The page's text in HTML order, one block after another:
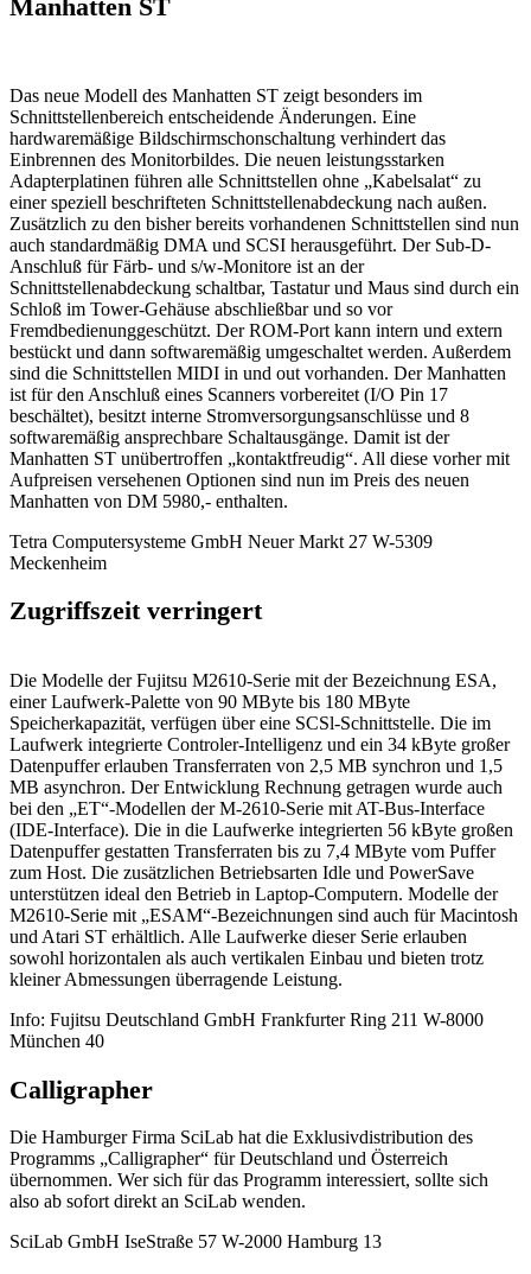
Manhatten ST
Das neue Modell des Manhatten ST zeigt besonders im
Schnittstellenbereich entscheidende Änderungen. Eine
hardwaremäßige Bildschirmschonschaltung verhindert das
Einbrennen des Monitorbildes. Die neuen leistungsstarken
Adapterplatinen führen alle Schnittstellen ohne „Kabelsalat“ zu
einer speziell beschrifteten Schnittstellenabdeckung nach außen.
Zusätzlich zu den bisher bereits vorhandenen Schnittstellen sind nun
auch standardmäßig DMA und SCSI herausgeführt. Der Sub-D-
Anschluß für Färb- und s/w-Monitore ist an der
Schnittstellenabdeckung schaltbar, Tastatur und Maus sind durch ein
Schloß im Tower-Gehäuse abschließbar und so vor
Fremdbedienunggeschützt. Der ROM-Port kann intern und extern
bestückt und dann softwaremäßig umgeschaltet werden. Außerdem
sind die Schnittstellen MIDI in und out vorhanden. Der Manhatten
ist für den Anschluß eines Scanners vorbereitet (I/O Pin 17
beschältet), besitzt interne Stromversorgungsanschlüsse und 8
softwaremäßig ansprechbare Schaltausgänge. Damit ist der
Manhatten ST unübertroffen „kontaktfreudig“. All diese vorher mit
Aufpreisen versehenen Optionen sind nun im Preis des neuen
Manhatten von DM 5980,- enthalten.
Tetra Computersysteme GmbH Neuer Markt 27 W-5309
Meckenheim
Zugriffszeit verringert
Die Modelle der Fujitsu M2610-Serie mit der Bezeichnung ESA,
einer Laufwerk-Palette von 90 MByte bis 180 MByte
Speicherkapazität, verfügen über eine SCSl-Schnittstelle. Die im
Laufwerk integrierte Controler-Intelligenz und ein 34 kByte großer
Datenpuffer erlauben Transferraten von 2,5 MB synchron und 1,5
MB asynchron. Der Entwicklung Rechnung getragen wurde auch
bei den „ET“-Modellen der M-2610-Serie mit AT-Bus-Interface
(IDE-Interface). Die in die Laufwerke integrierten 56 kByte großen
Datenpuffer gestatten Transferraten bis zu 7,4 MByte vom Puffer
zum Host. Die zusätzlichen Betriebsarten Idle und PowerSave
unterstützen ideal den Betrieb in Laptop-Computern. Modelle der
M2610-Serie mit „ESAM“-Bezeichnungen sind auch für Macintosh
und Atari ST erhältlich. Alle Laufwerke dieser Serie erlauben
sowohl horizontalen als auch vertikalen Einbau und bieten trotz
kleiner Abmessungen überragende Leistung.
Info: Fujitsu Deutschland GmbH Frankfurter Ring 211 W-8000
München 40
Calligrapher
Die Hamburger Firma SciLab hat die Exklusivdistribution des
Programms „Calligrapher“ für Deutschland und Österreich
übernommen. Wer sich für das Programm interessiert, sollte sich
also ab sofort direkt an SciLab wenden.
SciLab GmbH IseStraße 57 W-2000 Hamburg 13